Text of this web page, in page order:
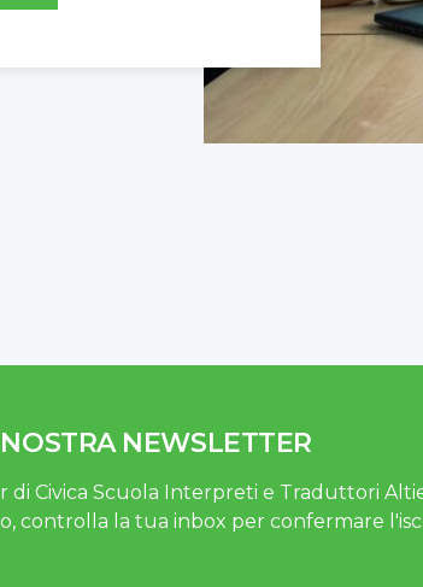
NEWSLETTER
di Civica Scuola Interpreti e Traduttori
controlla la tua inbox per confermare